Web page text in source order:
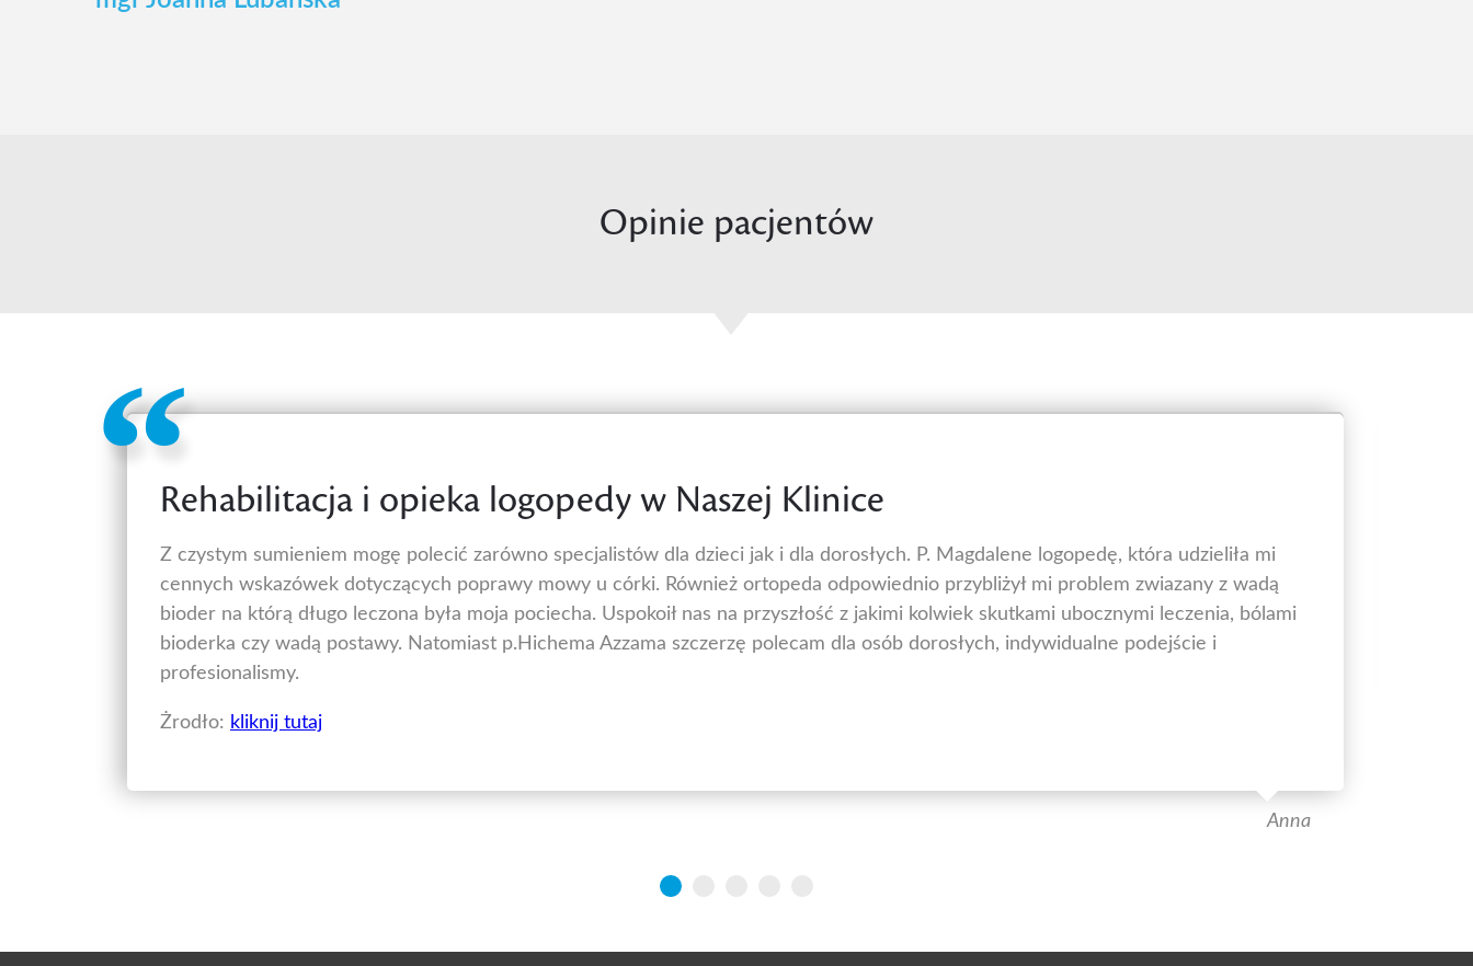
Opinie pacjentów
Rehabilitacja i opieka logopedy w Naszej Klinice
Z czystym sumieniem mogę polecić zarówno specjalistów dla dzieci jak i dla dorosłych. P. Magdalene logopedę, która udzieliła mi
cennych wskazówek dotyczących poprawy mowy u córki. Również ortopeda odpowiednio przybliżył mi problem zwiazany z wadą
bioder na którą długo leczona była moja pociecha. Uspokoił nas na przyszłość z jakimi kolwiek skutkami ubocznymi leczenia, bólami
bioderka czy wadą postawy. Natomiast p.Hichema Azzama szczerzę polecam dla osób dorosłych, indywidualne podejście i
profesionalismy.
Żrodło: kliknij tutaj
Anna